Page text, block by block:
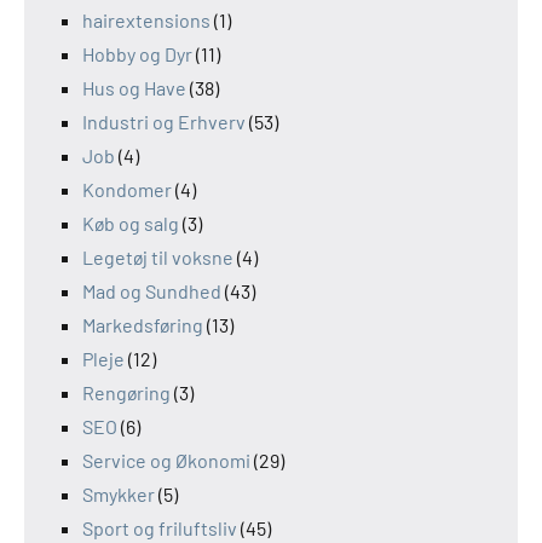
hairextensions (1)
Hobby og Dyr(11)
Hus og Have (38)
Industri og Erhverv (53)
Job (4)
Kondomer(4)
Køb og salg (3)
Legetøj til voksne (4)
Mad og Sundhed (43)
Markedsføring (13)
Pleje (12)
Rengøring (3)
SEO (6)
Service og Økonomi (29)
Smykker(5)
Sport og friluftsliv (45)